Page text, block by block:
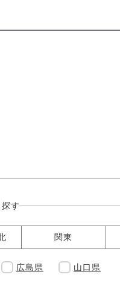
す
関東
広島県 山口県